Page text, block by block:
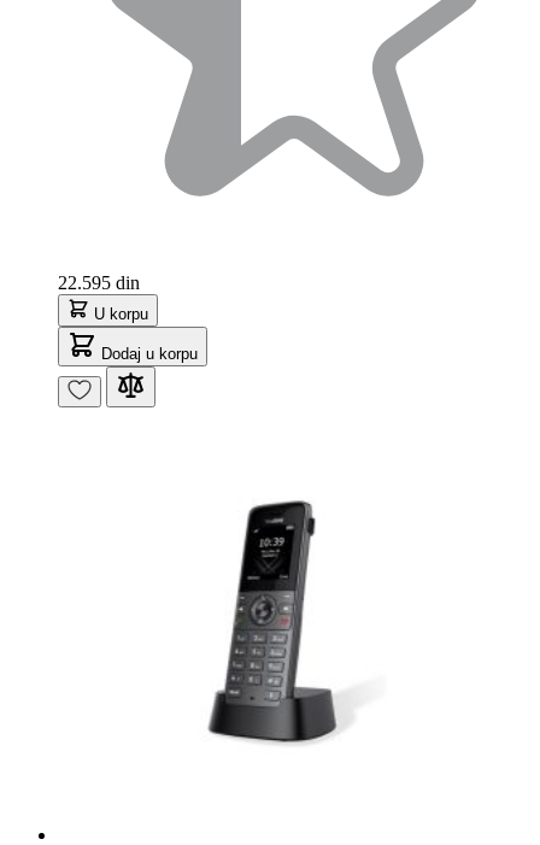
22.595 din
U korpu
Dodaj u korpu